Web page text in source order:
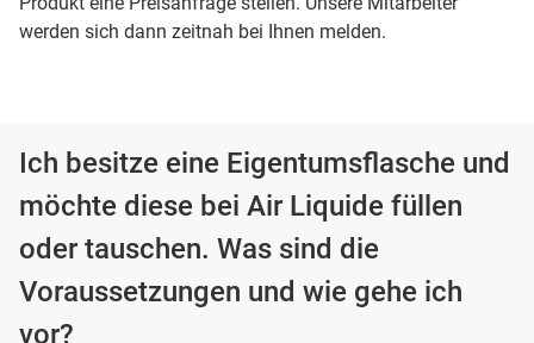
werden sich dann zeitnah bei Ihnen melden.
Ich besitze eine Eigentumsflasche und
möchte diese bei Air Liquide füllen
oder tauschen. Was sind die
Voraussetzungen und wie gehe ich
vor?